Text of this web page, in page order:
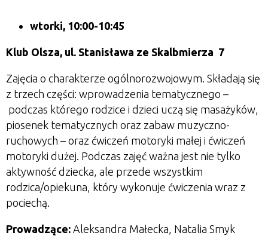
wtorki, 10:00-10:45
Klub Olsza, ul. Stanisława ze Skalbmierza 7
Zajęcia o charakterze ogólnorozwojowym. Składają się
z trzech części: wprowadzenia tematycznego –
podczas którego rodzice i dzieci uczą się masażyków,
piosenek tematycznych oraz zabaw muzyczno-
ruchowych – oraz ćwiczeń motoryki małej i ćwiczeń
motoryki dużej. Podczas zajęć ważna jest nie tylko
aktywność dziecka, ale przede wszystkim
rodzica/opiekuna, który wykonuje ćwiczenia wraz z
pociechą.
Prowadzące: Aleksandra Małecka, Natalia Smyk